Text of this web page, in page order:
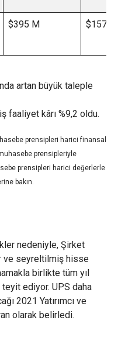
$395 M $157 M
artan büyük taleple
faaliyet kârı %9,2 oldu.
prensipleri harici finansal
prensipleriyle
prensipleri harici değerlerle
bakın.
nedeniyle, Şirket
ve seyreltilmiş hisse
birlikte tüm yıl
teyit ediyor. UPS daha
2021 Yatırımcı ve
olarak belirledi.